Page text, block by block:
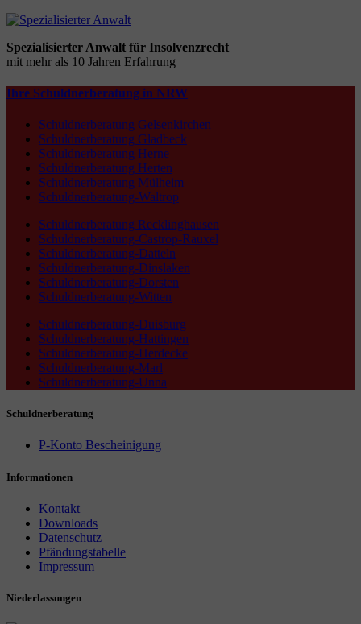
Spezialisierter Anwalt für Insolvenzrecht
mit mehr als 10 Jahren Erfahrung
Ihre Schuldnerberatung in NRW
Schuldnerberatung Gelsenkirchen
Schuldnerberatung Gladbeck
Schuldnerberatung Herne
Schuldnerberatung Herten
Schuldnerberatung Mülheim
Schuldnerberatung-Waltrop
Schuldnerberatung Recklinghausen
Schuldnerberatung-Castrop-Rauxel
Schuldnerberatung-Datteln
Schuldnerberatung-Dinslaken
Schuldnerberatung-Dorsten
Schuldnerberatung-Witten
Schuldnerberatung-Duisburg
Schuldnerberatung-Hattingen
Schuldnerberatung-Herdecke
Schuldnerberatung-Marl
Schuldnerberatung-Unna
Schuldnerberatung
P-Konto Bescheinigung
Informationen
Kontakt
Downloads
Datenschutz
Pfändungstabelle
Impressum
Niederlassungen